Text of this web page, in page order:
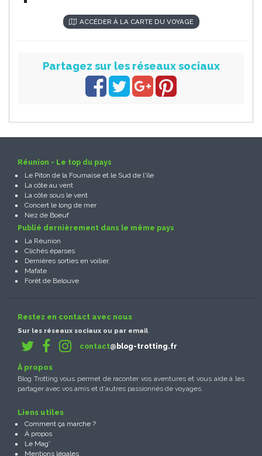
ACCÉDER À LA CARTE DU VOYAGE
Partagez sur les réseaux sociaux
Réunion - Le top du pays
Le Piton de la Fournaise et le Sud de l'île
La côte au vent
La côte sous le vent
Concert le long de mer
Nez de Boeuf
Publié dernièrement dans le même pays
La Réunion
Clichés éparses
Dernières sorties en voilier.
Mafate
Forêt de Belouve
Restez en contact avec nous
Sur les réseaux sociaux ou par email
contact@blog-trotting.fr
À propos
Blog Trotting vous permet de raconter vos aventures et vous aide à les
partager avec vos amis et d'autres passionnés de voyages.
Liens utiles
Comment ça marche ?
À propos
Le Mag'
Mentions légales